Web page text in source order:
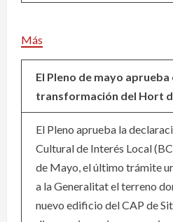
Más
El Pleno de mayo
transformación del Hort
El Pleno aprueba la
Cultural de Interés Local
de Mayo, el último trámite
a la Generalitat el terreno
nuevo edificio del CAP de